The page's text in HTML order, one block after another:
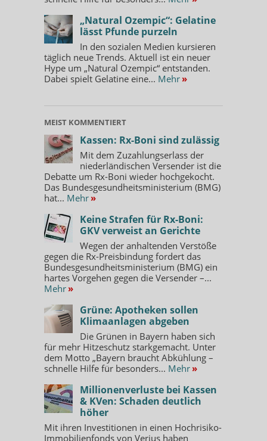
„Natural Ozempic“: Gelatine
lässt Pfunde purzeln
In den sozialen Medien kursieren
täglich neue Trends. Aktuell ist ein neuer
Hype um „Natural Ozempic“ entstanden.
Dabei spielt Gelatine eine... Mehr »
MEIST KOMMENTIERT
Kassen: Rx-Boni sind zulässig
Mit dem Zuzahlungserlass der
niederländischen Versender ist die
Debatte um Rx-Boni wieder hochgekocht.
Das Bundesgesundheitsministerium (BMG)
hat... Mehr »
Keine Strafen für Rx-Boni:
GKV verweist an Gerichte
Wegen der anhaltenden Verstöße
gegen die Rx-Preisbindung fordert das
Bundesgesundheitsministerium (BMG) ein
hartes Vorgehen gegen die Versender –...
Mehr »
Grüne: Apotheken sollen
Klimaanlagen abgeben
Die Grünen in Bayern haben sich
für mehr Hitzeschutz starkgemacht. Unter
dem Motto „Bayern braucht Abkühlung –
schnelle Hilfe für besonders... Mehr »
Millionenverluste bei Kassen
& KVen: Schaden deutlich
höher
Mit ihren Investitionen in einen Hochrisiko-
Immobilienfonds von Verius haben